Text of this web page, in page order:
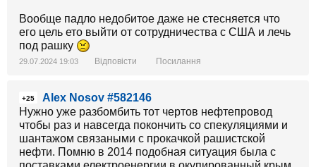
Вообще падло недобитое даже не стесняется что
его цель ето выйти от сотрудничества с США и лечь
под рашку
29.07.2024 19:03 Відповісти Посилання
+25
Alex Nosov #582146
Нужно уже разбомбить тот чертов нефтепровод
чтобы раз и навсегда покончить со спекуляциями и
шантажом связаными с прокачкой рашистской
нефти. Помню в 2014 подобная ситуация была с